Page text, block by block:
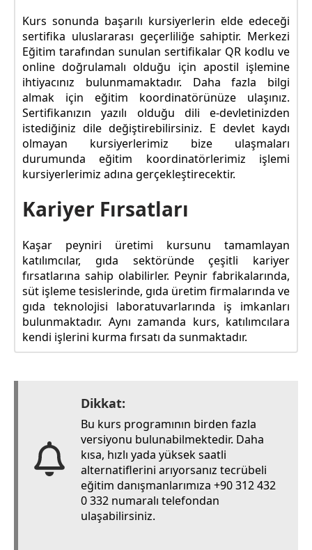
Kurs sonunda başarılı kursiyerlerin elde edeceği
sertifika uluslararası geçerliliğe sahiptir. Merkezi
Eğitim tarafından sunulan sertifikalar QR kodlu ve
online doğrulamalı olduğu için apostil işlemine
ihtiyacınız bulunmamaktadır. Daha fazla bilgi
almak için eğitim koordinatörünüze ulaşınız.
Sertifikanızın yazılı olduğu dili e-devletinizden
istediğiniz dile değiştirebilirsiniz. E devlet kaydı
olmayan kursiyerlerimiz bize ulaşmaları
durumunda eğitim koordinatörlerimiz işlemi
kursiyerlerimiz adına gerçekleştirecektir.
Kariyer Fırsatları
Kaşar peyniri üretimi kursunu tamamlayan
katılımcılar, gıda sektöründe çeşitli kariyer
fırsatlarına sahip olabilirler. Peynir fabrikalarında,
süt işleme tesislerinde, gıda üretim firmalarında ve
gıda teknolojisi laboratuvarlarında iş imkanları
bulunmaktadır. Aynı zamanda kurs, katılımcılara
kendi işlerini kurma fırsatı da sunmaktadır.
Dikkat:
Bu kurs programının birden fazla
versiyonu bulunabilmektedir. Daha
kısa, hızlı yada yüksek saatli
alternatiflerini arıyorsanız tecrübeli
eğitim danışmanlarımıza +90 312 432
0 332 numaralı telefondan
ulaşabilirsiniz.